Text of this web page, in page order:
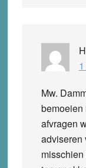
Mw.
bemoeien
afvragen
adviseren
misschien